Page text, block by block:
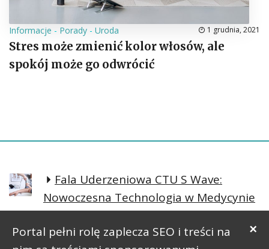
×
Portal pełni rolę zaplecza SEO i treści na
Informacje - Porady - Uroda 1 grudnia, 2021
Stres może zmienić kolor włosów, ale
spokój może go odwrócić
Fala Uderzeniowa CTU S Wave:
Nowoczesna Technologia w Medycynie
Regeneracyjnej
Prosta postawa lepsze samopoczucie